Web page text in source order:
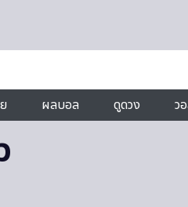
ผลบอล ดูดวง ว